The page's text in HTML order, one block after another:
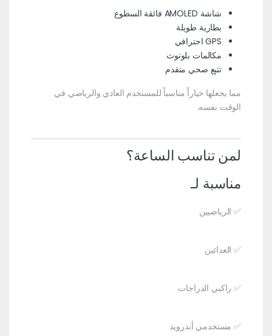
شاشة AMOLED فائقة السطوع
بطارية طويلة
GPS احترافي
مكالمات بلوتوث
تتبع صحي متقدم
مما يجعلها خياراً مناسباً للمستخدم العادي والرياضي في
الوقت نفسه.
لمن تناسب الساعة؟
مناسبة لـ
✅ الرياضيين
✅ العدائين
✅ راكبي الدراجات
✅ مستخدمي أندرويد